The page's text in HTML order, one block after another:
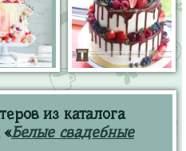
из каталога
«Белые свадебные